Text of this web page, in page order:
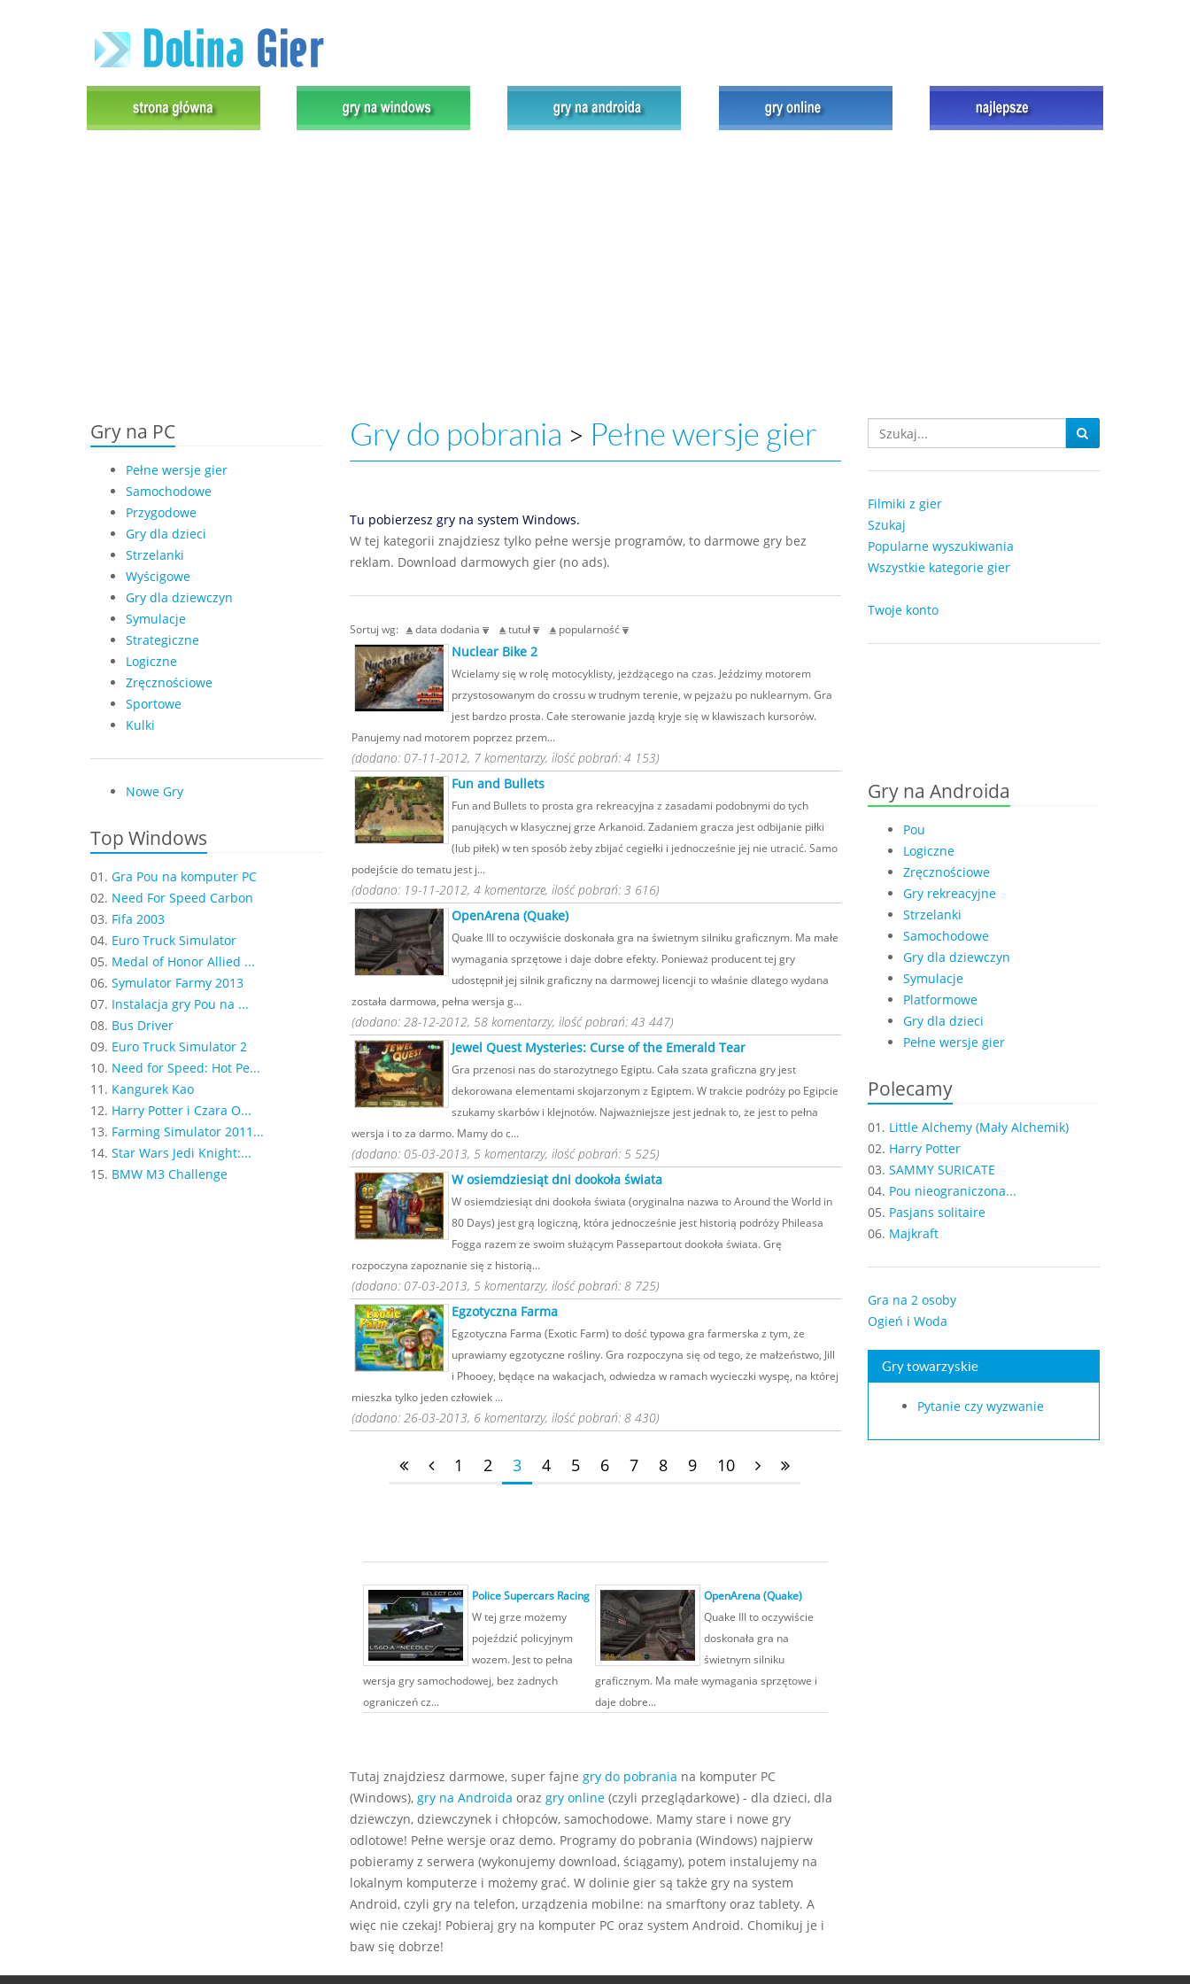
Gry na PC
Pełne wersje gier
Samochodowe
Przygodowe
Gry dla dzieci
Strzelanki
Wyścigowe
Gry dla dziewczyn
Symulacje
Strategiczne
Logiczne
Zręcznościowe
Sportowe
Kulki
Nowe Gry
Top Windows
01. Gra Pou na komputer PC
02. Need For Speed Carbon
03. Fifa 2003
04. Euro Truck Simulator
05. Medal of Honor Allied ...
06. Symulator Farmy 2013
07. Instalacja gry Pou na ...
08. Bus Driver
09. Euro Truck Simulator 2
10. Need for Speed: Hot Pe...
11. Kangurek Kao
12. Harry Potter i Czara O...
13. Farming Simulator 2011...
14. Star Wars Jedi Knight:...
15. BMW M3 Challenge
Gry do pobrania > Pełne wersje gier
Tu pobierzesz gry na system Windows.
W tej kategorii znajdziesz tylko pełne wersje programów, to darmowe gry bez
reklam. Download darmowych gier (no ads).
Sortuj wg: data dodania tutuł popularność
Nuclear Bike 2
Wcielamy się w rolę motocyklisty, jeżdżącego na czas. Jeździmy motorem
przystosowanym do crossu w trudnym terenie, w pejzażu po nuklearnym. Gra
jest bardzo prosta. Całe sterowanie jazdą kryje się w klawiszach kursorów.
Panujemy nad motorem poprzez przem...
(dodano: 07-11-2012, 7 komentarzy, ilość pobrań: 4 153)
Fun and Bullets
Fun and Bullets to prosta gra rekreacyjna z zasadami podobnymi do tych
panujących w klasycznej grze Arkanoid. Zadaniem gracza jest odbijanie piłki
(lub piłek) w ten sposób żeby zbijać cegiełki i jednocześnie jej nie utracić. Samo
podejście do tematu jest j...
(dodano: 19-11-2012, 4 komentarze, ilość pobrań: 3 616)
OpenArena (Quake)
Quake III to oczywiście doskonała gra na świetnym silniku graficznym. Ma małe
wymagania sprzętowe i daje dobre efekty. Ponieważ producent tej gry
udostępnił jej silnik graficzny na darmowej licencji to właśnie dlatego wydana
została darmowa, pełna wersja g...
(dodano: 28-12-2012, 58 komentarzy, ilość pobrań: 43 447)
Jewel Quest Mysteries: Curse of the Emerald Tear
Gra przenosi nas do starożytnego Egiptu. Cała szata graficzna gry jest
dekorowana elementami skojarzonym z Egiptem. W trakcie podróży po Egipcie
szukamy skarbów i klejnotów. Najważniejsze jest jednak to, że jest to pełna
wersja i to za darmo. Mamy do c...
(dodano: 05-03-2013, 5 komentarzy, ilość pobrań: 5 525)
W osiemdziesiąt dni dookoła świata
W osiemdziesiąt dni dookoła świata (oryginalna nazwa to Around the World in
80 Days) jest grą logiczną, która jednocześnie jest historią podróży Phileasa
Fogga razem ze swoim służącym Passepartout dookoła świata. Grę
rozpoczyna zapoznanie się z historią...
(dodano: 07-03-2013, 5 komentarzy, ilość pobrań: 8 725)
Egzotyczna Farma
Egzotyczna Farma (Exotic Farm) to dość typowa gra farmerska z tym, że
uprawiamy egzotyczne rośliny. Gra rozpoczyna się od tego, że małżeństwo, Jill
i Phooey, będące na wakacjach, odwiedza w ramach wycieczki wyspę, na której
mieszka tylko jeden człowiek ...
(dodano: 26-03-2013, 6 komentarzy, ilość pobrań: 8 430)
1 2 3 4 5 6 7 8 9 10
Police Supercars Racing
W tej grze możemy
pojeździć policyjnym
wozem. Jest to pełna
wersja gry samochodowej, bez żadnych
ograniczeń cz...
OpenArena (Quake)
Quake III to oczywiście
doskonała gra na
świetnym silniku
graficznym. Ma małe wymagania sprzętowe i
daje dobre...
Tutaj znajdziesz darmowe, super fajne gry do pobrania na komputer PC
(Windows), gry na Androida oraz gry online(czyli przeglądarkowe) - dla dzieci, dla
dziewczyn, dziewczynek i chłopców, samochodowe. Mamy stare i nowe gry
odlotowe! Pełne wersje oraz demo. Programy do pobrania (Windows) najpierw
pobieramy z serwera (wykonujemy download, ściągamy), potem instalujemy na
lokalnym komputerze i możemy grać. W dolinie gier są także gry na system
Android, czyli gry na telefon, urządzenia mobilne: na smarftony oraz tablety. A
więc nie czekaj! Pobieraj gry na komputer PC oraz system Android. Chomikuj je i
baw się dobrze!
Filmiki z gier
Szukaj
Popularne wyszukiwania
Wszystkie kategorie gier
Twoje konto
Gry na Androida
Pou
Logiczne
Zręcznościowe
Gry rekreacyjne
Strzelanki
Samochodowe
Gry dla dziewczyn
Symulacje
Platformowe
Gry dla dzieci
Pełne wersje gier
Polecamy
01. Little Alchemy (Mały Alchemik)
02. Harry Potter
03. SAMMY SURICATE
04. Pou nieograniczona...
05. Pasjans solitaire
06. Majkraft
Gra na 2 osoby
Ogień i Woda
Gry towarzyskie
Pytanie czy wyzwanie